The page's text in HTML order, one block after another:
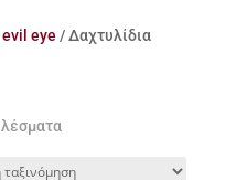
evil eye / Δαχτυλίδια